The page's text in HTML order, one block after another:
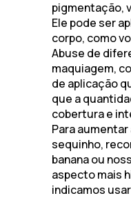
pigmentação,
Ele pode ser
corpo, como
Abuse de
maquiagem,
de aplicação
que a
cobertura e
Para
sequinho,
banana ou
aspecto mais
indicamos